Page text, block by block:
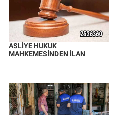
ASLİYE HUKUK
MAHKEMESİNDEN İLAN